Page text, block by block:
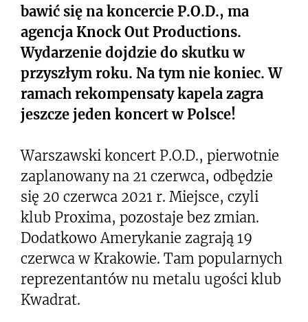
bawić się na koncercie P.O.D., ma
agencja Knock Out Productions.
Wydarzenie dojdzie do skutku w
przyszłym roku. Na tym nie koniec. W
ramach rekompensaty kapela zagra
jeszcze jeden koncert w Polsce!
Warszawski koncert P.O.D., pierwotnie
zaplanowany na 21 czerwca, odbędzie
się 20 czerwca 2021 r. Miejsce, czyli
klub Proxima, pozostaje bez zmian.
Dodatkowo Amerykanie zagrają 19
czerwca w Krakowie. Tam popularnych
reprezentantów nu metalu ugości klub
Kwadrat.